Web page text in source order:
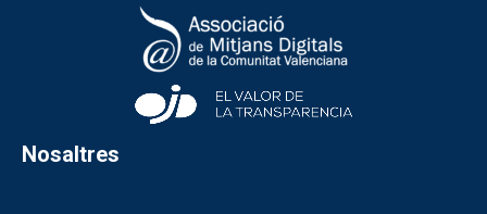
Nosaltres